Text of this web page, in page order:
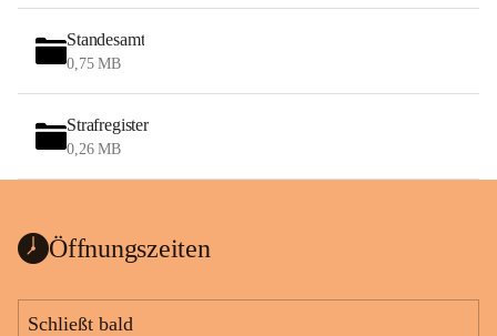
Standesamt
0,75 MB
Strafregister
0,26 MB
Öffnungszeiten
Schließt bald